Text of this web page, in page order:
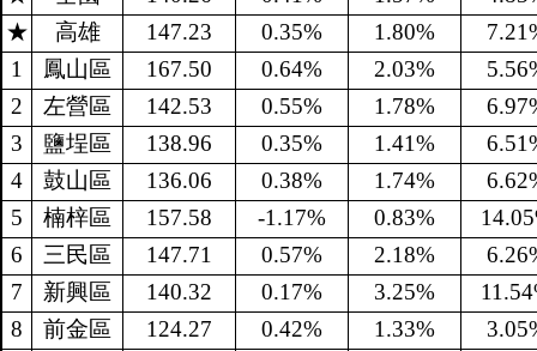
★
高雄 147.23 0.35% 1.80%
1
鳳山區 167.50 0.64% 2.03%
2
左營區 142.53 0.55% 1.78%
3
鹽埕區 138.96 0.35% 1.41%
4
鼓山區 136.06 0.38% 1.74%
5
楠梓區 157.58 -1.17% 0.83%
6
三民區 147.71 0.57% 2.18%
7
新興區 140.32 0.17% 3.25%
8
前金區 124.27 0.42% 1.33%